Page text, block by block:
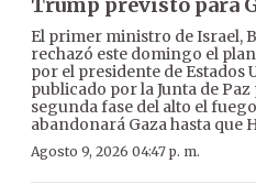
Trump previsto para
El primer ministro de Israel,
rechazó este domingo el
por el presidente de Estados
publicado por la Junta de
segunda fase del alto el
abandonará Gaza hasta que
Agosto 9, 2026 04:47 p. m.